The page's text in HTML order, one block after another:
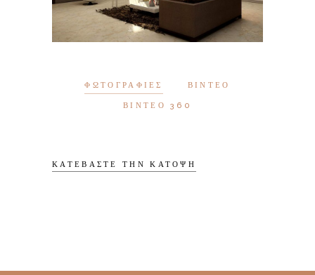
ΦΩΤΟΓΡΑΦΊΕΣ ΒΊΝΤΕΟ
ΒΊΝΤΕΟ 360
ΚΑΤΕΒΆΣΤΕ ΤΗΝ ΚΆΤΟΨΗ